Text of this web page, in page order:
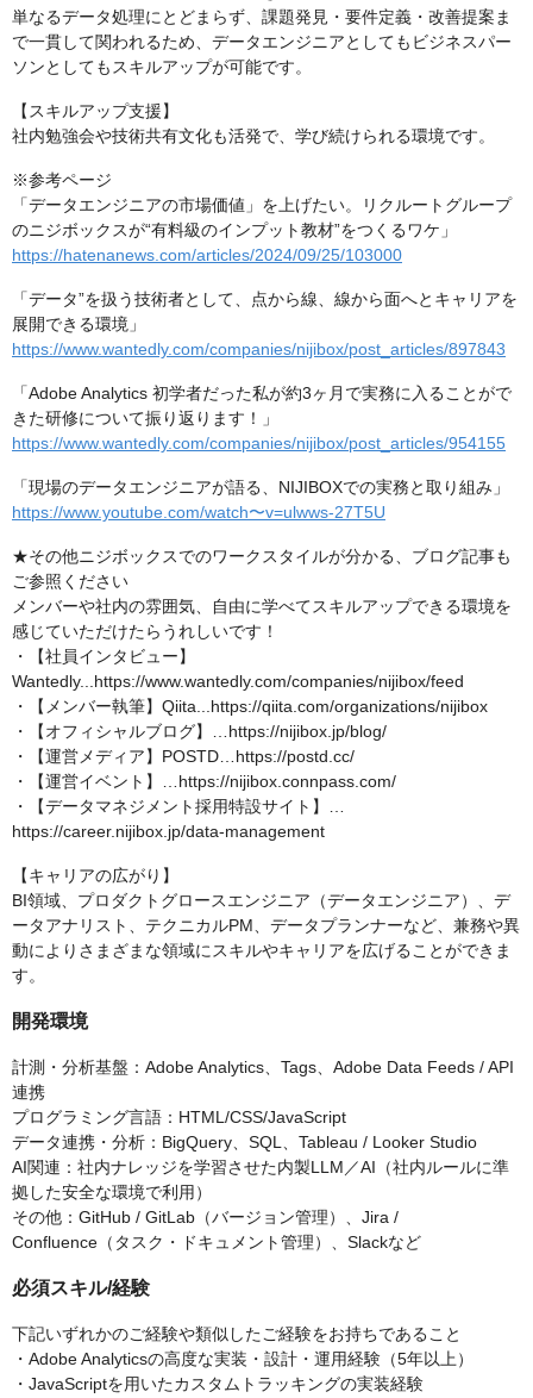
単なるデータ処理にとどまらず、課題発見・要件定義・改善提案ま
で一貫して関われるため、データエンジニアとしてもビジネスパー
ソンとしてもスキルアップが可能です。
【スキルアップ支援】
社内勉強会や技術共有文化も活発で、学び続けられる環境です。
※参考ページ
「データエンジニアの市場価値」を上げたい。リクルートグループ
のニジボックスが“有料級のインプット教材”をつくるワケ」
https://hatenanews.com/articles/2024/09/25/103000
「データ”を扱う技術者として、点から線、線から面へとキャリアを
展開できる環境」
https://www.wantedly.com/companies/nijibox/post_articles/897843
「Adobe Analytics 初学者だった私が約3ヶ月で実務に入ることがで
きた研修について振り返ります！」
https://www.wantedly.com/companies/nijibox/post_articles/954155
「現場のデータエンジニアが語る、NIJIBOXでの実務と取り組み」
https://www.youtube.com/watch〜v=ulwws-27T5U
★その他ニジボックスでのワークスタイルが分かる、ブログ記事も
ご参照ください
メンバーや社内の雰囲気、自由に学べてスキルアップできる環境を
感じていただけたらうれしいです！
・【社員インタビュー】
Wantedly...https://www.wantedly.com/companies/nijibox/feed
・【メンバー執筆】Qiita...https://qiita.com/organizations/nijibox
・【オフィシャルブログ】…https://nijibox.jp/blog/
・【運営メディア】POSTD…https://postd.cc/
・【運営イベント】…https://nijibox.connpass.com/
・【データマネジメント採用特設サイト】…
https://career.nijibox.jp/data-management
【キャリアの広がり】
BI領域、プロダクトグロースエンジニア（データエンジニア）、デ
ータアナリスト、テクニカルPM、データプランナーなど、兼務や異
動によりさまざまな領域にスキルやキャリアを広げることができま
す。
開発環境
計測・分析基盤：Adobe Analytics、Tags、Adobe Data Feeds / API
連携
プログラミング言語：HTML/CSS/JavaScript
データ連携・分析：BigQuery、SQL、Tableau / Looker Studio
AI関連：社内ナレッジを学習させた内製LLM／AI（社内ルールに準
拠した安全な環境で利用）
その他：GitHub / GitLab（バージョン管理）、Jira /
Confluence（タスク・ドキュメント管理）、Slackなど
必須スキル/経験
下記いずれかのご経験や類似したご経験をお持ちであること
・Adobe Analyticsの高度な実装・設計・運用経験（5年以上）
・JavaScriptを用いたカスタムトラッキングの実装経験